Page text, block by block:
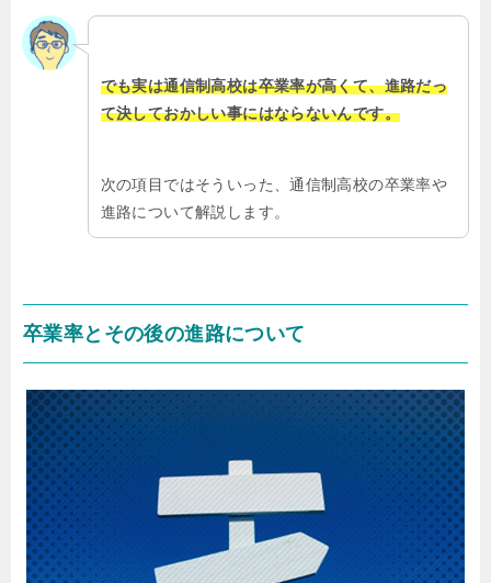
でも実は通信制高校は卒業率が高くて、進路だっ
て決しておかしい事にはならないんです。
次の項目ではそういった、通信制高校の卒業率や
進路について解説します。
卒業率とその後の進路について